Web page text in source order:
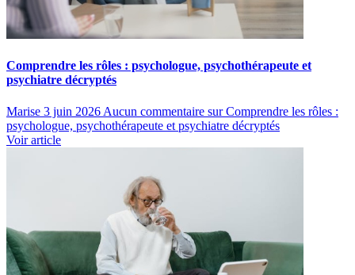
Comprendre les rôles : psychologue, psychothérapeute et
psychiatre décryptés
Marise 3 juin 2026 Aucun commentaire sur Comprendre les rôles :
psychologue, psychothérapeute et psychiatre décryptés
Voir article